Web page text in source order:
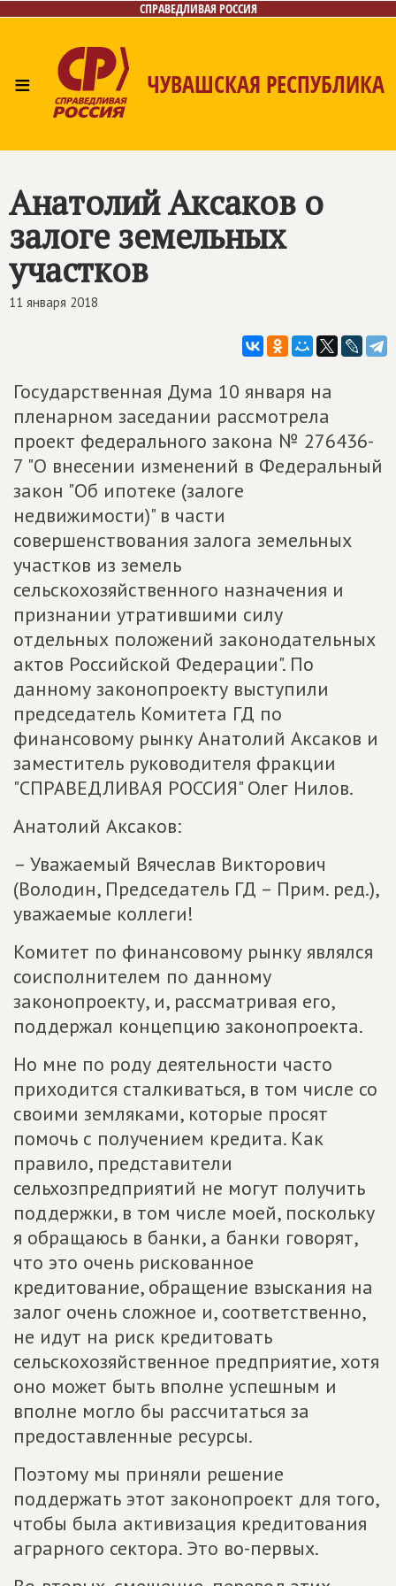
СПРАВЕДЛИВАЯ РОССИЯ
≡ ЧУВАШСКАЯ РЕСПУБЛИКА
Контакты
Анатолий Аксаков о
залоге земельных
участков
11 января 2018
Государственная Дума 10 января на
пленарном заседании рассмотрела
проект федерального закона № 276436-
7 "О внесении изменений в Федеральный
закон "Об ипотеке (залоге
недвижимости)" в части
совершенствования залога земельных
участков из земель
сельскохозяйственного назначения и
признании утратившими силу
отдельных положений законодательных
актов Российской Федерации". По
данному законопроекту выступили
председатель Комитета ГД по
финансовому рынку Анатолий Аксаков и
заместитель руководителя фракции
"СПРАВЕДЛИВАЯ РОССИЯ" Олег Нилов.
Анатолий Аксаков:
– Уважаемый Вячеслав Викторович
(Володин, Председатель ГД – Прим. ред.),
уважаемые коллеги!
Комитет по финансовому рынку являлся
соисполнителем по данному
законопроекту, и, рассматривая его,
поддержал концепцию законопроекта.
Но мне по роду деятельности часто
приходится сталкиваться, в том числе со
своими земляками, которые просят
помочь с получением кредита. Как
правило, представители
сельхозпредприятий не могут получить
поддержки, в том числе моей, поскольку
я обращаюсь в банки, а банки говорят,
что это очень рискованное
кредитование, обращение взыскания на
залог очень сложное и, соответственно,
не идут на риск кредитовать
сельскохозяйственное предприятие, хотя
оно может быть вполне успешным и
вполне могло бы рассчитаться за
предоставленные ресурсы.
Поэтому мы приняли решение
поддержать этот законопроект для того,
чтобы была активизация кредитования
аграрного сектора. Это во-первых.